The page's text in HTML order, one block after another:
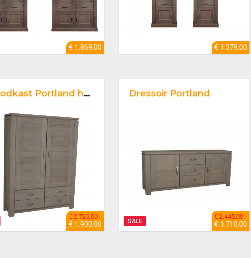
€ 1.869,00 € 1.379,00
Portland hoog
€ 2.725,00
€ 1.900,00 SALE
Dressoir Portland
€ 2.445,00
€ 1.710,00